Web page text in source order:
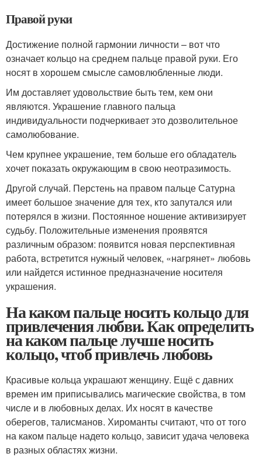
Правой руки
Достижение полной гармонии личности – вот что
означает кольцо на среднем пальце правой руки. Его
носят в хорошем смысле самовлюбленные люди.
Им доставляет удовольствие быть тем, кем они
являются. Украшение главного пальца
индивидуальности подчеркивает это дозволительное
самолюбование.
Чем крупнее украшение, тем больше его обладатель
хочет показать окружающим в свою неотразимость.
Другой случай. Перстень на правом пальце Сатурна
имеет большое значение для тех, кто запутался или
потерялся в жизни. Постоянное ношение активизирует
судьбу. Положительные изменения проявятся
различным образом: появится новая перспективная
работа, встретится нужный человек, «нагрянет» любовь
или найдется истинное предназначение носителя
украшения.
На каком пальце носить кольцо для
привлечения любви. Как определить
на каком пальце лучше носить
кольцо, чтоб привлечь любовь
Красивые кольца украшают женщину. Ещё с давних
времен им приписывались магические свойства, в том
числе и в любовных делах. Их носят в качестве
оберегов, талисманов. Хироманты считают, что от того
на каком пальце надето кольцо, зависит удача человека
в разных областях жизни.